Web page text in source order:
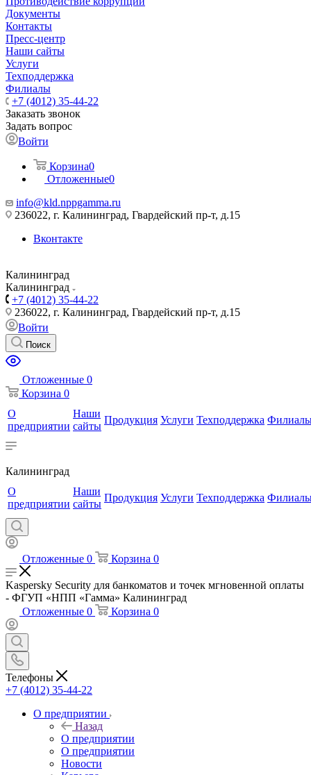
Документы
Контакты
Пресс-центр
Наши сайты
Услуги
Техподдержка
Филиалы
+7 (4012) 35-44-22
Заказать звонок
Задать вопрос
Войти
Корзина0
Отложенные0
info@kld.nppgamma.ru
236022, г. Калининград, Гвардейский пр-т, д.15
Вконтакте
Калининград
Калининград
+7 (4012) 35-44-22
236022, г. Калининград, Гвардейский пр-т, д.15
Войти
Поиск
Отложенные 0
Корзина 0
О
предприятии
Наши
сайты
Продукция Услуги Техподдержка
Калининград
О
предприятии
Наши
сайты
Продукция Услуги Техподдержка
Отложенные 0 Корзина 0
Kaspersky Security для банкоматов и точек мгновенной оплаты
- ФГУП «НПП «Гамма» Калининград
Отложенные 0 Корзина 0
Телефоны
+7 (4012) 35-44-22
О предприятии
Назад
О предприятии
О предприятии
Новости